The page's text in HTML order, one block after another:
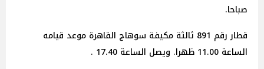
صباحا.
قطار رقم 891 ثالثة مكيفة سوهاج القاهرة موعد قيامه
الساعة 11.00 ظهرا. ويصل الساعة 17.40 .